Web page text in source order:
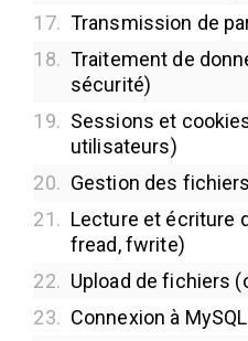
17. Transmission de
18. Traitement de
sécurité)
19. Sessions et
utilisateurs)
20. Gestion des fichiers
21. Lecture et écriture
fread, fwrite)
22. Upload de fichiers
23. Connexion à MySQL